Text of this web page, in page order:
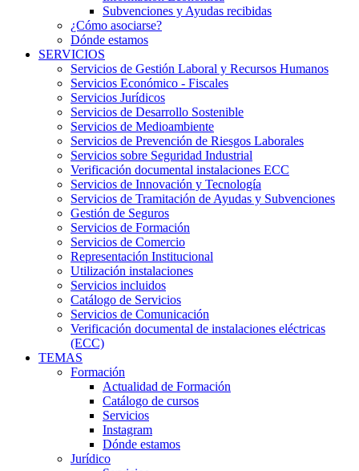
Subvenciones y Ayudas recibidas
¿Cómo asociarse?
Dónde estamos
SERVICIOS
Servicios de Gestión Laboral y Recursos Humanos
Servicios Económico - Fiscales
Servicios Jurídicos
Servicios de Desarrollo Sostenible
Servicios de Medioambiente
Servicios de Prevención de Riesgos Laborales
Servicios sobre Seguridad Industrial
Verificación documental instalaciones ECC
Servicios de Innovación y Tecnología
Servicios de Tramitación de Ayudas y Subvenciones
Gestión de Seguros
Servicios de Formación
Servicios de Comercio
Representación Institucional
Utilización instalaciones
Servicios incluidos
Catálogo de Servicios
Servicios de Comunicación
Verificación documental de instalaciones eléctricas
(ECC)
TEMAS
Formación
Actualidad de Formación
Catálogo de cursos
Servicios
Instagram
Dónde estamos
Jurídico